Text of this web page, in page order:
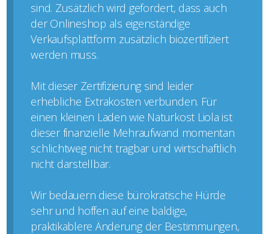
sind. Zusätzlich wird gefordert, dass auch
der Onlineshop als eigenständige
Verkaufsplattform zusätzlich biozertifiziert
werden muss.
Mit dieser Zertifizierung sind leider
erhebliche Extrakosten verbunden. Für
einen kleinen Laden wie Naturkost Liola ist
dieser finanzielle Mehraufwand momentan
schlichtweg nicht tragbar und wirtschaftlich
nicht darstellbar.
Wir bedauern diese bürokratische Hürde
sehr und hoffen auf eine baldige,
praktikablere Änderung der Bestimmungen,